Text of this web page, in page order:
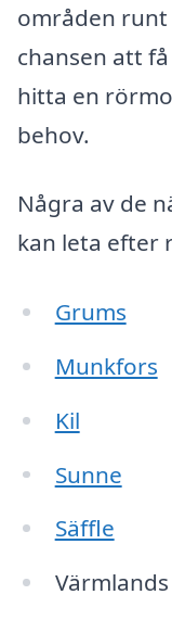
områden runt
chansen att
hitta en
behov.
Några av de
kan leta efter
Grums
Munkfors
Kil
Sunne
Säffle